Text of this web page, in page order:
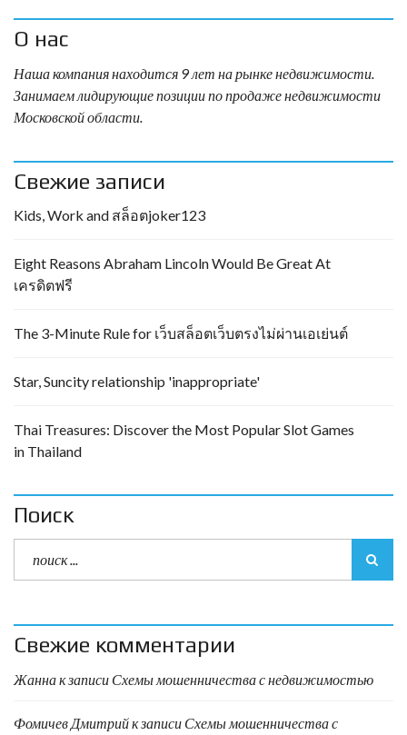
О нас
Наша компания находится 9 лет на рынке недвижимости.
Занимаем лидирующие позиции по продаже недвижимости
Московской области.
Свежие записи
Kids, Work and สล็อตjoker123
Eight Reasons Abraham Lincoln Would Be Great At
เครดิตฟรี
The 3-Minute Rule for เว็บสล็อตเว็บตรงไม่ผ่านเอเย่นต์
Star, Suncity relationship 'inappropriate'
Thai Treasures: Discover the Most Popular Slot Games
in Thailand
Поиск
Свежие комментарии
Жаннак записи Схемы мошенничества с недвижимостью
Фомичев Дмитрийк записи Схемы мошенничества с